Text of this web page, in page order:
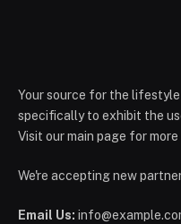
Your source for the
specifically to exhibit the
Visit our main page for more
We're accepting new
Email Us: